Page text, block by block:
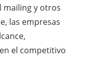
mailing y otros
las empresas
el competitivo